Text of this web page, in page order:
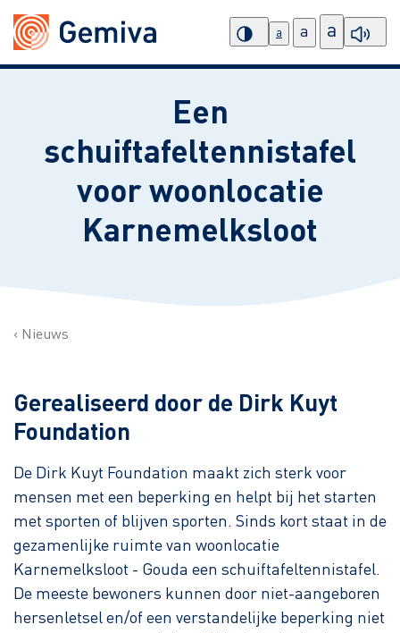
a a a
Een
schuiftafeltennistafel
voor woonlocatie
Karnemelksloot
Nieuws
Gerealiseerd door de Dirk Kuyt
Foundation
De Dirk Kuyt Foundation maakt zich sterk voor
mensen met een beperking en helpt bij het starten
met sporten of blijven sporten. Sinds kort staat in de
gezamenlijke ruimte van woonlocatie
Karnemelksloot - Gouda een schuiftafeltennistafel.
De meeste bewoners kunnen door niet-aangeboren
hersenletsel en/of een verstandelijke beperking niet